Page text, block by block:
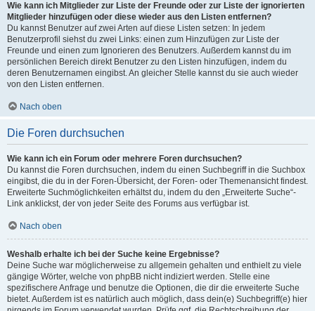
Wie kann ich Mitglieder zur Liste der Freunde oder zur Liste der ignorierten
Mitglieder hinzufügen oder diese wieder aus den Listen entfernen?
Du kannst Benutzer auf zwei Arten auf diese Listen setzen: In jedem
Benutzerprofil siehst du zwei Links: einen zum Hinzufügen zur Liste der
Freunde und einen zum Ignorieren des Benutzers. Außerdem kannst du im
persönlichen Bereich direkt Benutzer zu den Listen hinzufügen, indem du
deren Benutzernamen eingibst. An gleicher Stelle kannst du sie auch wieder
von den Listen entfernen.
Nach oben
Die Foren durchsuchen
Wie kann ich ein Forum oder mehrere Foren durchsuchen?
Du kannst die Foren durchsuchen, indem du einen Suchbegriff in die Suchbox
eingibst, die du in der Foren-Übersicht, der Foren- oder Themenansicht findest.
Erweiterte Suchmöglichkeiten erhältst du, indem du den „Erweiterte Suche“-
Link anklickst, der von jeder Seite des Forums aus verfügbar ist.
Nach oben
Weshalb erhalte ich bei der Suche keine Ergebnisse?
Deine Suche war möglicherweise zu allgemein gehalten und enthielt zu viele
gängige Wörter, welche von phpBB nicht indiziert werden. Stelle eine
spezifischere Anfrage und benutze die Optionen, die dir die erweiterte Suche
bietet. Außerdem ist es natürlich auch möglich, dass dein(e) Suchbegriff(e) hier